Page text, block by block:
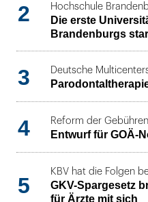
2
Hochschule
Die erste
Brandenburgs
3 Deutsche
4 Reform der
Entwurf für GOÄ-
5
KBV hat die Folgen
GKV-Spargesetz
für Ärzte mit sich